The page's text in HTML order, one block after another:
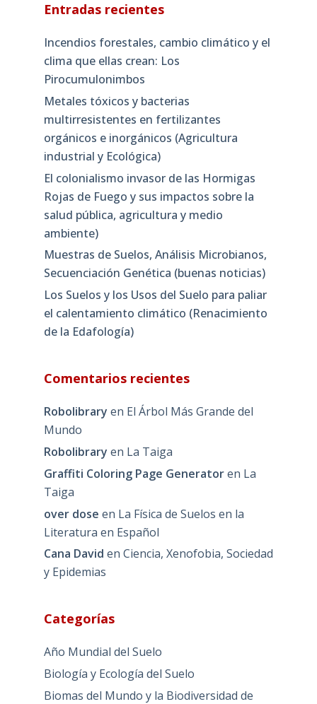
Entradas recientes
Incendios forestales, cambio climático y el
clima que ellas crean: Los
Pirocumulonimbos
Metales tóxicos y bacterias
multirresistentes en fertilizantes
orgánicos e inorgánicos (Agricultura
industrial y Ecológica)
El colonialismo invasor de las Hormigas
Rojas de Fuego y sus impactos sobre la
salud pública, agricultura y medio
ambiente)
Muestras de Suelos, Análisis Microbianos,
Secuenciación Genética (buenas noticias)
Los Suelos y los Usos del Suelo para paliar
el calentamiento climático (Renacimiento
de la Edafología)
Comentarios recientes
Robolibrary en El Árbol Más Grande del
Mundo
Robolibrary en La Taiga
Graffiti Coloring Page Generatoren La
Taiga
over dose en La Física de Suelos en la
Literatura en Español
Cana David en Ciencia, Xenofobia, Sociedad
y Epidemias
Categorías
Año Mundial del Suelo
Biología y Ecología del Suelo
Biomas del Mundo y la Biodiversidad de